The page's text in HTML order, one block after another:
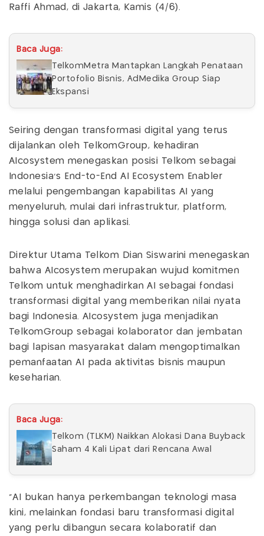
Raffi Ahmad, di Jakarta, Kamis (4/6).
Baca Juga:
TelkomMetra Mantapkan Langkah Penataan
Portofolio Bisnis, AdMedika Group Siap
Ekspansi
Seiring dengan transformasi digital yang terus
dijalankan oleh TelkomGroup, kehadiran
AIcosystem menegaskan posisi Telkom sebagai
Indonesia’s End-to-End AI Ecosystem Enabler
melalui pengembangan kapabilitas AI yang
menyeluruh, mulai dari infrastruktur, platform,
hingga solusi dan aplikasi.
Direktur Utama Telkom Dian Siswarini menegaskan
bahwa AIcosystem merupakan wujud komitmen
Telkom untuk menghadirkan AI sebagai fondasi
transformasi digital yang memberikan nilai nyata
bagi Indonesia. AIcosystem juga menjadikan
TelkomGroup sebagai kolaborator dan jembatan
bagi lapisan masyarakat dalam mengoptimalkan
pemanfaatan AI pada aktivitas bisnis maupun
keseharian.
Baca Juga:
Telkom (TLKM) Naikkan Alokasi Dana Buyback
Saham 4 Kali Lipat dari Rencana Awal
"AI bukan hanya perkembangan teknologi masa
kini, melainkan fondasi baru transformasi digital
yang perlu dibangun secara kolaboratif dan